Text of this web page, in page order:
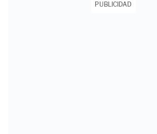
PUBLICIDAD